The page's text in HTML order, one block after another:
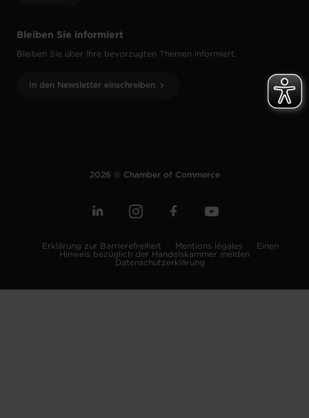
Bleiben Sie informiert
Bleiben Sie über Ihre bevorzugten Themen informiert.
In den Newsletter einschreiben
2026 © Chamber of Commerce
Erklärung zur Barrierefreiheit Mentions légales
Einen
Hinweis bezüglich der Handelskammer melden
Datenschutzerklärung